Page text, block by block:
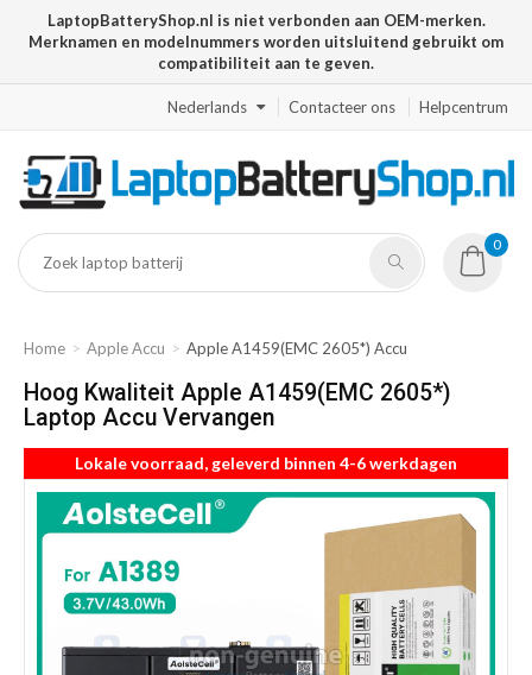
LaptopBatteryShop.nl is niet verbonden aan OEM-merken.
Merknamen en modelnummers worden uitsluitend gebruikt om
compatibiliteit aan te geven.
Nederlands Contacteer ons Helpcentrum
0
Home Apple Accu Apple A1459(EMC 2605*) Accu
Hoog Kwaliteit Apple A1459(EMC 2605*)
Laptop Accu Vervangen
Lokale voorraad, geleverd binnen 4-6 werkdagen